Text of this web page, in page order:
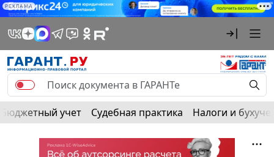
РЕКЛАМА
Бюджетный учет Судебная практика Налоги и